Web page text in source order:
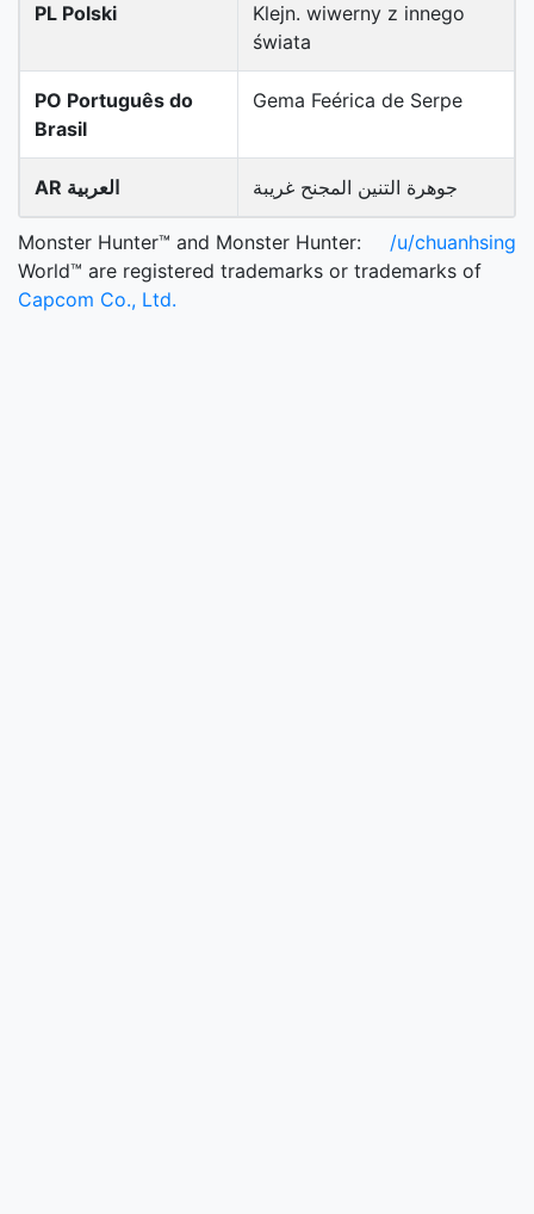
PL Polski
Klejn. wiwerny z innego
świata
PO Português do
Brasil
Gema Feérica de Serpe
AR العربية جوهرة التنين المجنح غريبة
/u/chuanhsing
Monster Hunter™ and Monster Hunter:
World™ are registered trademarks or trademarks of
Capcom Co., Ltd.